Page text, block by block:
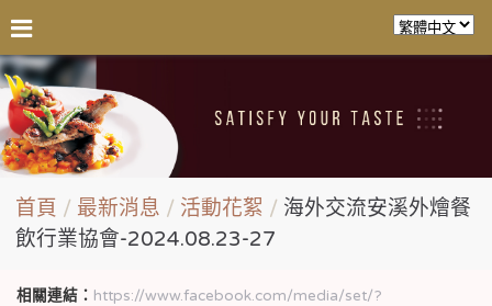
首頁 最新消息 活動花絮
海外交流安溪外燴餐
飲行業協會-2024.08.23-27
相關連結： https://www.facebook.com/media/set/?